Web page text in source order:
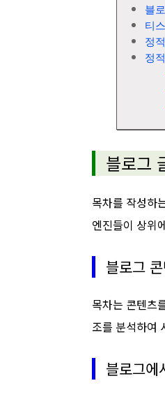
블
티
정
정
블로그
목차를 작성하
엔진들이 상위
블로그
목차는 콘텐츠
조를 분석하여
블로그에